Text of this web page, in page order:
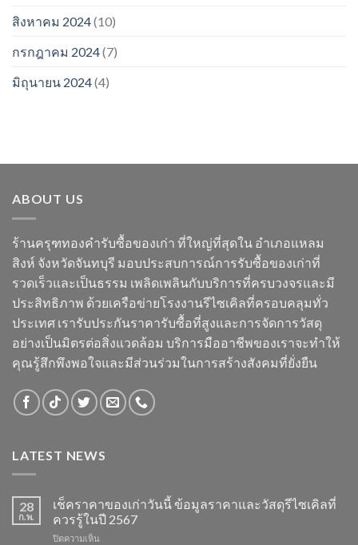
สิงหาคม 2024(10)
กรกฎาคม 2024(7)
มิถุนายน 2024(4)
ABOUT US
ร้านครุฑทองคำรับซื้อของเก่า ที่ใหญ่ที่สุดใน อำเภอแหลม
สิงห์ จังหวัดจันทบุรี มอบประสบการณ์การรับซื้อของเก่าที่
รวดเร็วและเป็นธรรม เพลิดเพลินกับบริการที่ครบวงจรและมี
ประสิทธิภาพ ด้วยเครือข่ายโรงงานรีไซเคิลที่ครอบคลุมทั่ว
ประเทศ เรารับประกันราคารับซื้อที่สูงและการจัดการวัสดุ
อย่างเป็นมิตรต่อสิ่งแวดล้อม บริการมืออาชีพของเราจะทำให้
คุณรู้สึกพึงพอใจและมีส่วนร่วมในการสร้างสังคมที่ยั่งยืน
LATEST NEWS
28
ก.พ.
เช็คราคาของเก่าวันนี้ ข้อมูลราคาและวัสดุรีไซเคิลที่
ควรรู้ในปี 2567
ปิดความเห็น